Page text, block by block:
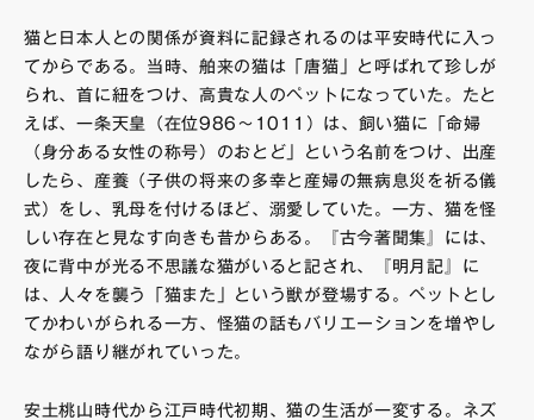
猫と日本人との関係が資料に記録されるのは平安時代に入っ
てからである。当時、舶来の猫は「唐猫」と呼ばれて珍しが
られ、首に紐をつけ、高貴な人のペットになっていた。たと
えば、一条天皇（在位986〜1011）は、飼い猫に「命婦
（身分ある女性の称号）のおとど」という名前をつけ、出産
したら、産養（子供の将来の多幸と産婦の無病息災を祈る儀
式）をし、乳母を付けるほど、溺愛していた。一方、猫を怪
しい存在と見なす向きも昔からある。『古今著聞集』には、
夜に背中が光る不思議な猫がいると記され、『明月記』に
は、人々を襲う「猫また」という獣が登場する。ペットとし
てかわいがられる一方、怪猫の話もバリエーションを増やし
ながら語り継がれていった。
安土桃山時代から江戸時代初期、猫の生活が一変する。ネズ